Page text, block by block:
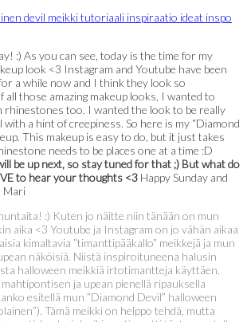
:) As you can see, today is the time for my
look <3 Instagram and Youtube have been
a while now and I think they look so
all those amazing makeup looks, I wanted to
rhinestones too. I wanted the look to be really
a hint of creepiness. So here is my “Diamond
This makeup is easy to do, but it just takes
needs to be places one at a time :D
be up next, so stay tuned for that ;) But what do
to hear your thoughts <3 Happy Sunday and
Mari
:) Kuten jo näitte niin tänään on mun
aika <3 Youtube ja Instagram on jo vähän aikaa
kimaltavia ”timanttipääkallo” meikkejä ja mun
näköisiä. Niistä inspiroituneena halusin
halloween meikkiä irtotimantteja käyttäen.
ja upean pienellä ripauksella
esitellä mun ”Diamond Devil” halloween
Tämä meikki on helppo tehdä, mutta